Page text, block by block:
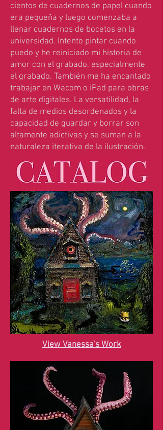
cientos de cuadernos de papel cuando
era pequeña y luego comenzaba a
llenar cuadernos de bocetos en la
universidad. Intento pintar cuando
puedo y he reiniciado mi historia de
amor con el grabado, especialmente
el grabado. También me ha encantado
trabajar en Wacom o iPad para obras
de arte digitales. La versatilidad, la
falta de medios desordenados y la
capacidad de guardar y borrar son
altamente adictivas y se suman a la
naturaleza iterativa de la ilustración.
View Vanessa's Work